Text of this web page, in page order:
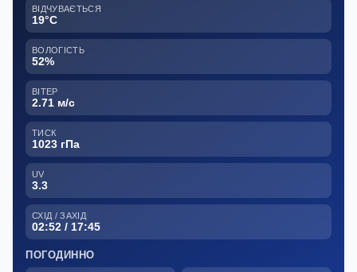
ВІДЧУВАЄТЬСЯ
19°C
ВОЛОГІСТЬ
52%
ВІТЕР
2.71 м/с
ТИСК
1023 гПа
UV
3.3
СХІД / ЗАХІД
02:52 / 17:45
ПОГОДИННО